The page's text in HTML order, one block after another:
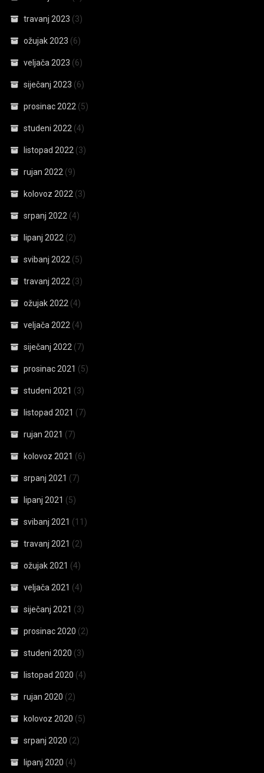
travanj 2023 (3)
ožujak 2023 (6)
veljača 2023 (6)
siječanj 2023 (6)
prosinac 2022 (5)
studeni 2022 (4)
listopad 2022 (3)
rujan 2022 (9)
kolovoz 2022 (3)
srpanj 2022 (4)
lipanj 2022 (2)
svibanj 2022 (5)
travanj 2022 (3)
ožujak 2022 (4)
veljača 2022 (4)
siječanj 2022 (7)
prosinac 2021 (5)
studeni 2021 (3)
listopad 2021 (7)
rujan 2021 (7)
kolovoz 2021 (6)
srpanj 2021 (7)
lipanj 2021 (5)
svibanj 2021 (11)
travanj 2021 (2)
ožujak 2021 (4)
veljača 2021 (4)
siječanj 2021 (3)
prosinac 2020 (2)
studeni 2020 (3)
listopad 2020 (4)
rujan 2020 (2)
kolovoz 2020 (5)
srpanj 2020 (2)
lipanj 2020 (4)